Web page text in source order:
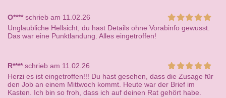
O****schrieb am 11.02.26
Unglaubliche Hellsicht, du hast Details ohne Vorabinfo gewusst.
Das war eine Punktlandung. Alles eingetroffen!
R****schrieb am 11.02.26
Herzi es ist eingetroffen!!! Du hast gesehen, dass die Zusage für
den Job an einem Mittwoch kommt. Heute war der Brief im
Kasten. Ich bin so froh, dass ich auf deinen Rat gehört habe.